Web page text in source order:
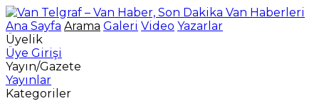
Ana Sayfa Arama Galeri Video Yazarlar
Üyelik
Üye Girişi
Yayın/Gazete
Yayınlar
Kategoriler